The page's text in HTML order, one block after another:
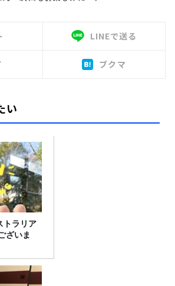
LINEで送る
ブクマ
い
トラリア
ざいま